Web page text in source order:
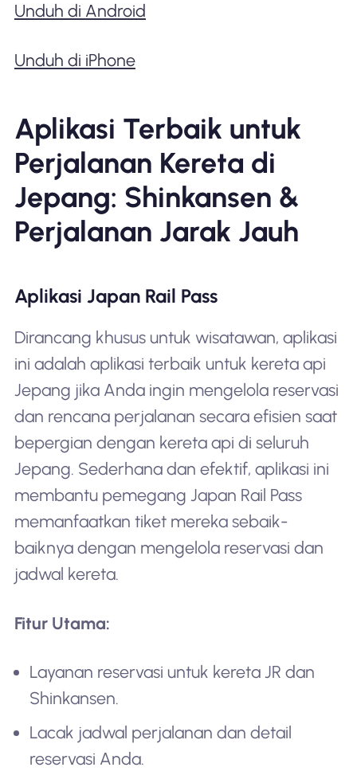
Unduh di Android
Unduh di iPhone
Aplikasi Terbaik untuk
Perjalanan Kereta di
Jepang: Shinkansen &
Perjalanan Jarak Jauh
Aplikasi Japan Rail Pass
Dirancang khusus untuk wisatawan, aplikasi
ini adalah aplikasi terbaik untuk kereta api
Jepang jika Anda ingin mengelola reservasi
dan rencana perjalanan secara efisien saat
bepergian dengan kereta api di seluruh
Jepang. Sederhana dan efektif, aplikasi ini
membantu pemegang Japan Rail Pass
memanfaatkan tiket mereka sebaik-
baiknya dengan mengelola reservasi dan
jadwal kereta.
Fitur Utama:
Layanan reservasi untuk kereta JR dan
Shinkansen.
Lacak jadwal perjalanan dan detail
reservasi Anda.